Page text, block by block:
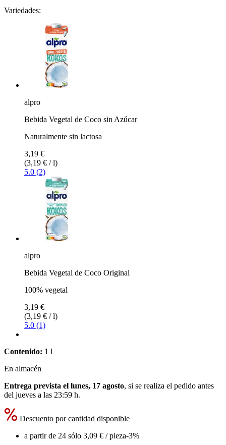
Variedades:
alpro
Bebida Vegetal de Coco sin Azúcar
Naturalmente sin lactosa
3,19 €
(3,19 € / l)
5.0 (2)
alpro
Bebida Vegetal de Coco Original
100% vegetal
3,19 €
(3,19 € / l)
5.0 (1)
Contenido: 1 l
En almacén
Entrega prevista el lunes, 17 agosto, si se realiza el pedido antes
del jueves a las 23:59 h.
Descuento por cantidad disponible
a partir de 24 sólo 3,09 € / pieza-3%